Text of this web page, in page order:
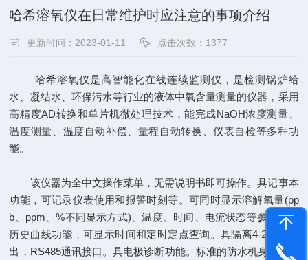
哈希溶氧仪在日常维护时应注意的事项介绍
更新时间：2023-01-11 点击次数：1377
哈希溶氧仪是高智能化在线连续监测仪，是检测锅炉给
水、凝结水、环保污水等行业的液体中氧含量测量的仪器，采用
高精度AD转换和单片机微处理技术，能完成NaOH浓度测量、
温度测量、温度自动补偿、量程自动转换、仪表自检等多种功
能。
该仪器为全中文操作菜单，无需说明书即可操作。具记事本
功能，可记录仪表使用和报警时刻等。可同时显示溶解氧量(pp
b、ppm、%不同显示方式)、温度、时间、电流状态等参数。带
历史曲线功能，可显示时间和定时定点查询。具隔离4-20mA输
出，RS485通讯接口。具电极诊断功能。标准的防水机身设计IP